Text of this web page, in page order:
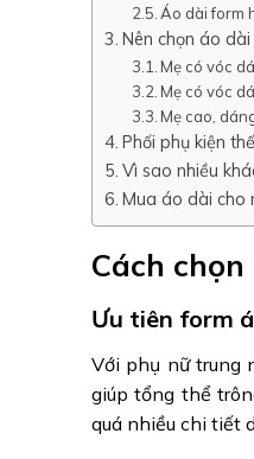
Áo dài form
Nên chọn áo
Mẹ có vóc
Mẹ có vóc
Mẹ cao,
Phối phụ kiện
Vì sao nhiều
Mua áo dài cho
Cách
Ưu tiên form
Với phụ nữ trung
giúp tổng thể
quá nhiều chi tiết